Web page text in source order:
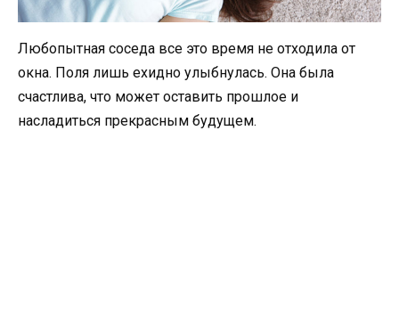
Любопытная соседа все это время не отходила от
окна. Поля лишь ехидно улыбнулась. Она была
счастлива, что может оставить прошлое и
насладиться прекрасным будущем.